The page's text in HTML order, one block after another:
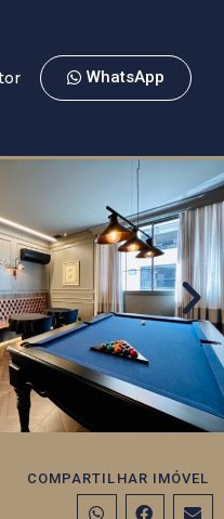
WhatsApp
COMPARTILHAR IMÓVEL